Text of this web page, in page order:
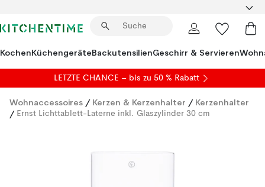
KochenKüchengeräteBackutensilienGeschirr & Servieren
LETZTE CHANCE – bis zu 50 % Rabatt
Wohnaccessoires / Kerzen & Kerzenhalter / Kerzenhalter
/ Ernst Lichttablett-Laterne inkl. Glaszylinder 30 cm